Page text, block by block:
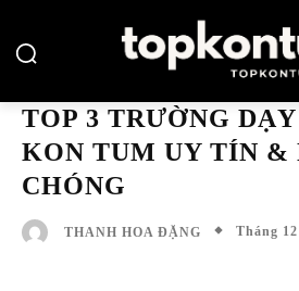
TOP 3 TRƯỜNG
KON TUM UY TÍN &
CHÓNG
THANH HOA ĐẶNG Tháng